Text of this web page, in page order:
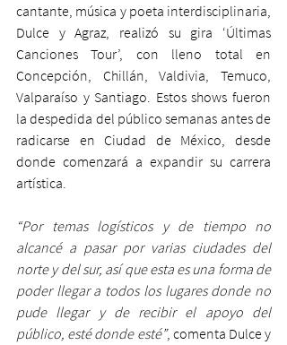
cantante, música y poeta interdisciplinaria,
Dulce y Agraz, realizó su gira ‘Últimas
Canciones Tour’, con lleno total en
Concepción, Chillán, Valdivia, Temuco,
Valparaíso y Santiago. Estos shows fueron
la despedida del público semanas antes de
radicarse en Ciudad de México, desde
donde comenzará a expandir su carrera
artística.
“Por temas logísticos y de tiempo no
alcancé a pasar por varias ciudades del
norte y del sur, así que esta es una forma de
poder llegar a todos los lugares donde no
pude llegar y de recibir el apoyo del
público, esté donde esté”, comenta Dulce y